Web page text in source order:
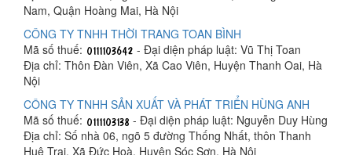
Nam, Quận Hoàng Mai, Hà Nội
CÔNG TY TNHH THỜI TRANG TOAN BÌNH
Mã số thuế:
- Đại diện pháp luật: Vũ Thị Toan
Địa chỉ: Thôn Đàn Viên, Xã Cao Viên, Huyện Thanh Oai, Hà
Nội
CÔNG TY TNHH SẢN XUẤT VÀ PHÁT TRIỂN HÙNG ANH
Mã số thuế:
- Đại diện pháp luật: Nguyễn Duy Hùng
Địa chỉ: Số nhà 06, ngõ 5 đường Thống Nhất, thôn Thanh
Huệ Trại, Xã Đức Hoà, Huyện Sóc Sơn, Hà Nội